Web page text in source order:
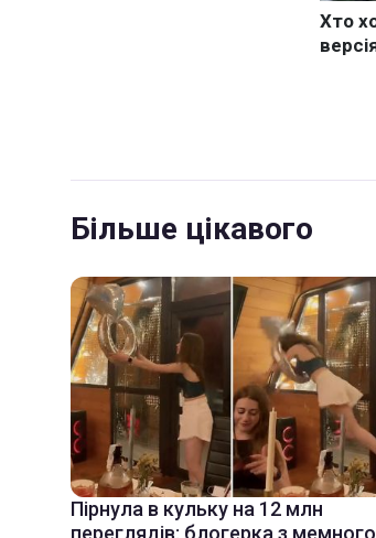
Більше цікавого
Пірнула в кульку на 12 млн
переглядів: блогерка з мемного